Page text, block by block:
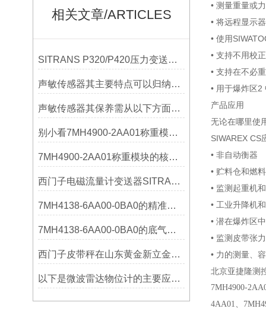
相关文章/ARTICLES
SITRANS P320/P420压力变送器概述
声敏传感器其主要特点可以归纳为以下几个核心维度
声敏传感器其保养需从以下方面入手
别小看7MH4900-2AA01称重模块！这些你日常接触的领域，早已离不开它
7MH4900-2AA01称重模块的核心亮点，藏着让效率翻倍的“关键密码”
西门子电磁流量计变送器SITRANS FMT020的功能
7MH4138-6AA00-0BA0的精准从何而来？关键组成部分，藏着答案！
7MH4138-6AA00-0BA0的底气：这些核心功能，让精准称重不再是难题
西门子皮带秤在山东黄金新立金矿的成功应用
以下是微波雷达物位计的主要应用领域及具体场景分析
• 测量重量或
• 将远程显示
• 使用
• 支持不用校
• 支持在不必
• 用于爆炸区
产品应用
无论在哪里使
SIWAREX CS
• 非自动衡器
• 贮料仓和燃
• 监测起重机
• 工业升降机
• 潜在爆炸区
• 监测皮带张力
• 力的测量、
北京亚捷隆测
7MH4900-
4AA01、